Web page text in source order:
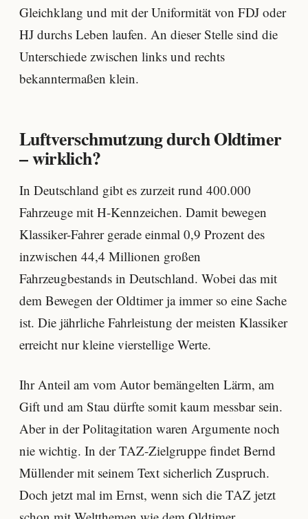
Gleichklang und mit der Uniformität von FDJ oder
HJ durchs Leben laufen. An dieser Stelle sind die
Unterschiede zwischen links und rechts
bekanntermaßen klein.
Luftverschmutzung durch Oldtimer
– wirklich?
In Deutschland gibt es zurzeit rund 400.000
Fahrzeuge mit H-Kennzeichen. Damit bewegen
Klassiker-Fahrer gerade einmal 0,9 Prozent des
inzwischen 44,4 Millionen großen
Fahrzeugbestands in Deutschland. Wobei das mit
dem Bewegen der Oldtimer ja immer so eine Sache
ist. Die jährliche Fahrleistung der meisten Klassiker
erreicht nur kleine vierstellige Werte.
Ihr Anteil am vom Autor bemängelten Lärm, am
Gift und am Stau dürfte somit kaum messbar sein.
Aber in der Politagitation waren Argumente noch
nie wichtig. In der TAZ-Zielgruppe findet Bernd
Müllender mit seinem Text sicherlich Zuspruch.
Doch jetzt mal im Ernst, wenn sich die TAZ jetzt